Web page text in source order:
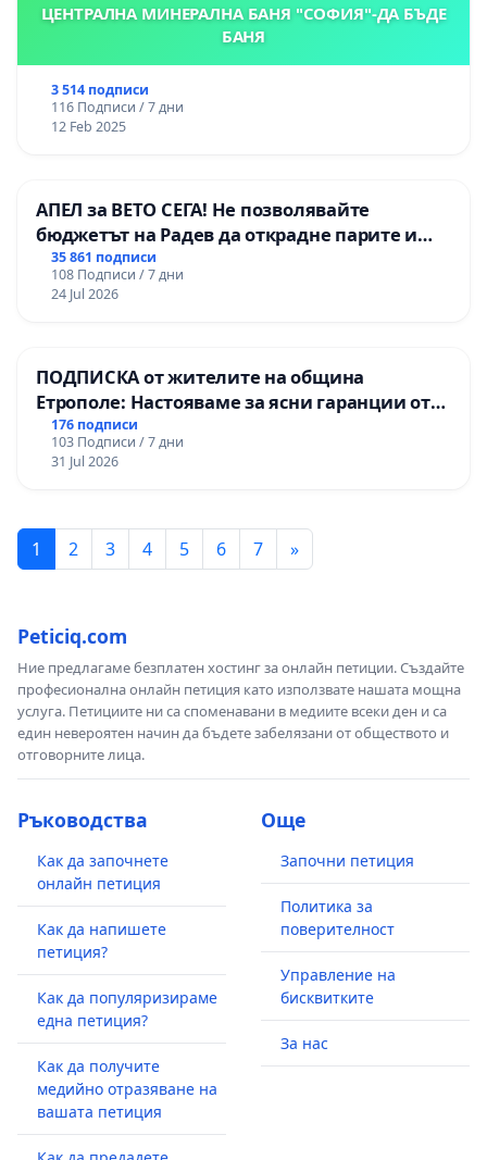
ЦЕНТРАЛНА МИНЕРАЛНА БАНЯ "СОФИЯ"-ДА БЪДЕ
БАНЯ
3 514 подписи
116 Подписи / 7 дни
12 Feb 2025
АПЕЛ за ВЕТО СЕГА! Не позволявайте
бюджетът на Радев да открадне парите и
правата ни в тъмното
35 861 подписи
108 Подписи / 7 дни
24 Jul 2026
ПОДПИСКА от жителите на община
Етрополе: Настояваме за ясни гаранции от
“Елаците-МЕД” АД и от държавата, че ще се
изпълнят всички екологични норми!
176 подписи
103 Подписи / 7 дни
31 Jul 2026
1 2 3 4 5 6 7 »
Peticiq.com
Ние предлагаме безплатен хостинг за онлайн петиции. Създайте
професионална онлайн петиция като използвате нашата мощна
услуга. Петициите ни са споменавани в медиите всеки ден и са
един невероятен начин да бъдете забелязани от обществото и
отговорните лица.
Ръководства
Как да започнете
онлайн петиция
Как да напишете
петиция?
Как да популяризираме
една петиция?
Как да получите
медийно отразяване на
вашата петиция
Още
Започни петиция
Политика за
поверителност
Управление на
бисквитките
За нас